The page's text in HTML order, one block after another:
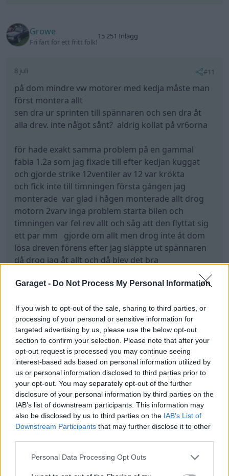
Garaget - Do Not Process My Personal Information
If you wish to opt-out of the sale, sharing to third parties, or
processing of your personal or sensitive information for
targeted advertising by us, please use the below opt-out
section to confirm your selection. Please note that after your
opt-out request is processed you may continue seeing
interest-based ads based on personal information utilized by
us or personal information disclosed to third parties prior to
your opt-out. You may separately opt-out of the further
disclosure of your personal information by third parties on the
IAB’s list of downstream participants. This information may
also be disclosed by us to third parties on the IAB’s List of
Downstream Participants that may further disclose it to other
Personal Data Processing Opt Outs
Growe
Fri fart för ett fritt folk!
15 251 Inlägg
8 juli #11
på dom mindre vw motorer med kedja måste man
först montera allt
sen dra ur sprinten till spännaren och sen dra åt
alla drev. inte något sånt? aldrig kollat på vr6orna
för hade exakt samma problem på en gammal
fabia 1.2a som jag fixade till efter kedjan kuggat
och gjorde strike 12ventiler av 12 var krökta
och fick inte till timningen första gången jag
monterade var glad i hågen monterade allt drog
motorn 2varv inga problem starta bilen och
timningen var fel rev allt och såg att den flyttat sig
ett par mm gjorde om allt men drog inte åt dom
lösa dreven förens efter jag släppte ut spännaren
då drog jag åt allt och då blev det bra
Seat Arosa (1999)
Volkswagen Polo
1.6Tdi
"Biloptimering i
Sverige"(2010)
Volvo V70 D5
(2002)
Citera